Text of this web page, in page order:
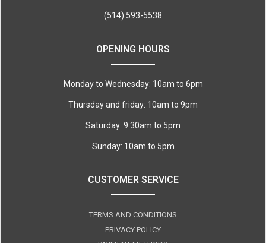
(514) 593-5538
OPENING HOURS
Monday to Wednesday: 10am to 6pm
Thursday and friday: 10am to 9pm
Saturday: 9:30am to 5pm
Sunday: 10am to 5pm
CUSTOMER SERVICE
TERMS AND CONDITIONS
PRIVACY POLICY